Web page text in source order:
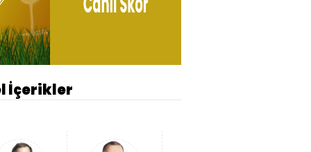
İçerikler